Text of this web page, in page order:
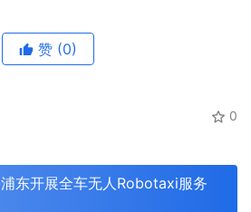
赞 (0)
0
东开展全车无人Robotaxi服务